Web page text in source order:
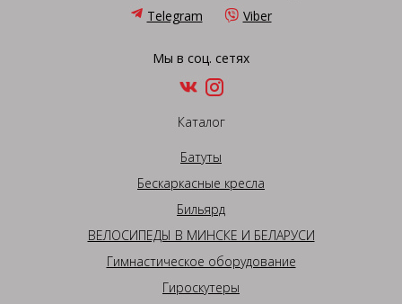
Telegram Viber
Мы в соц. сетях
Каталог
Батуты
Бескаркасные кресла
Бильярд
ВЕЛОСИПЕДЫ В МИНСКЕ И БЕЛАРУСИ
Гимнастическое оборудование
Гироскутеры